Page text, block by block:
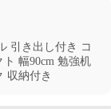
引き出し付き コ
幅90cm 勉強机
収納付き